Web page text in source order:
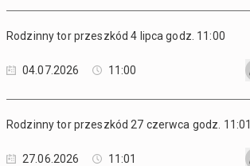
Rodzinny tor przeszkód 4 lipca godz. 11:00
04.07.2026 11:00
Rodzinny tor przeszkód 27 czerwca godz. 11:01
27.06.2026 11:01